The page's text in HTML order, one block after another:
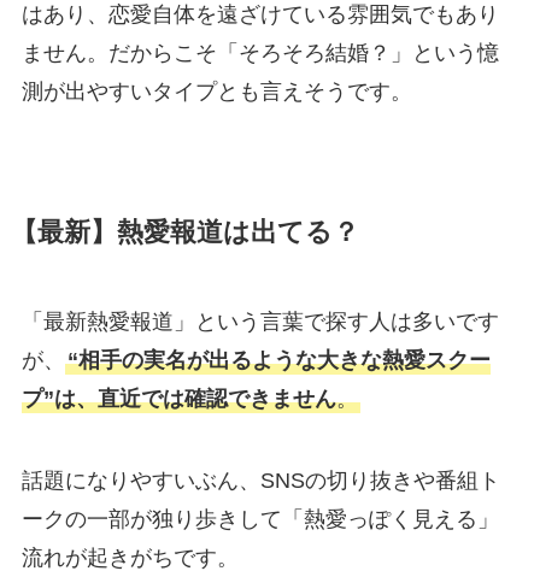
はあり、恋愛自体を遠ざけている雰囲気でもあり
ません。だからこそ「そろそろ結婚？」という憶
測が出やすいタイプとも言えそうです。
【最新】熱愛報道は出てる？
「最新熱愛報道」という言葉で探す人は多いです
が、 “相手の実名が出るような大きな熱愛スクー
プ”は、直近では確認できません。
話題になりやすいぶん、SNSの切り抜きや番組ト
ークの一部が独り歩きして「熱愛っぽく見える」
流れが起きがちです。